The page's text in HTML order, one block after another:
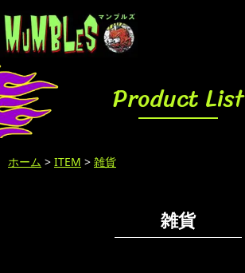
Product List
ホーム > ITEM > 雑貨
雑貨